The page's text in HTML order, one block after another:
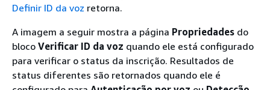
Definir ID da voz retorna.
A imagem a seguir mostra a página Propriedades do
bloco Verificar ID da voz quando ele está configurado
para verificar o status da inscrição. Resultados de
status diferentes são retornados quando ele é